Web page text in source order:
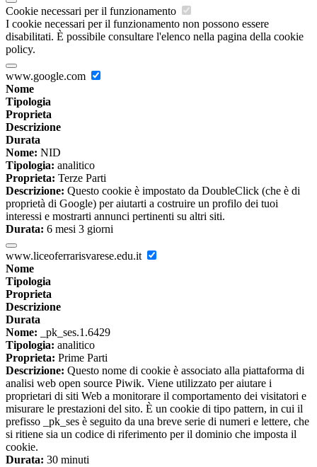
Cookie necessari per il funzionamento
I cookie necessari per il funzionamento non possono essere
disabilitati. È possibile consultare l'elenco nella pagina della cookie
policy.
www.google.com
Nome
Tipologia
Proprieta
Descrizione
Durata
Nome: NID
Tipologia: analitico
Proprieta: Terze Parti
Descrizione: Questo cookie è impostato da DoubleClick (che è di
proprietà di Google) per aiutarti a costruire un profilo dei tuoi
interessi e mostrarti annunci pertinenti su altri siti.
Durata: 6 mesi 3 giorni
www.liceoferrarisvarese.edu.it
Nome
Tipologia
Proprieta
Descrizione
Durata
Nome: _pk_ses.1.6429
Tipologia: analitico
Proprieta: Prime Parti
Descrizione: Questo nome di cookie è associato alla piattaforma di
analisi web open source Piwik. Viene utilizzato per aiutare i
proprietari di siti Web a monitorare il comportamento dei visitatori e
misurare le prestazioni del sito. È un cookie di tipo pattern, in cui il
prefisso _pk_ses è seguito da una breve serie di numeri e lettere, che
si ritiene sia un codice di riferimento per il dominio che imposta il
cookie.
Durata: 30 minuti